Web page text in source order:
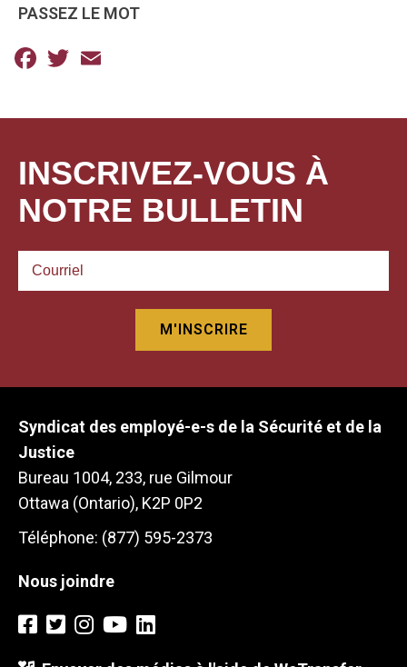
PASSEZ LE MOT
Facebook
Twitter
INSCRIVEZ-VOUS À
NOTRE BULLETIN
Syndicat des employé-e-s de la Sécurité et de la
Justice
Bureau 1004, 233, rue Gilmour
Ottawa (Ontario), K2P 0P2
Téléphone: (877) 595-2373
Nous joindre